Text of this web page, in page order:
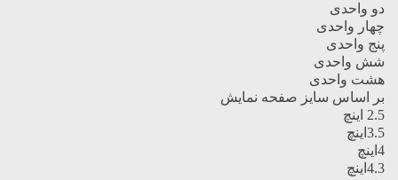
دو واحدی
چهار واحدی
پنج واحدی
شش واحدی
هشت واحدی
بر اساس سایز صفحه نمایش
2.5 اینچ
3.5اینچ
4اینچ
4.3اینچ